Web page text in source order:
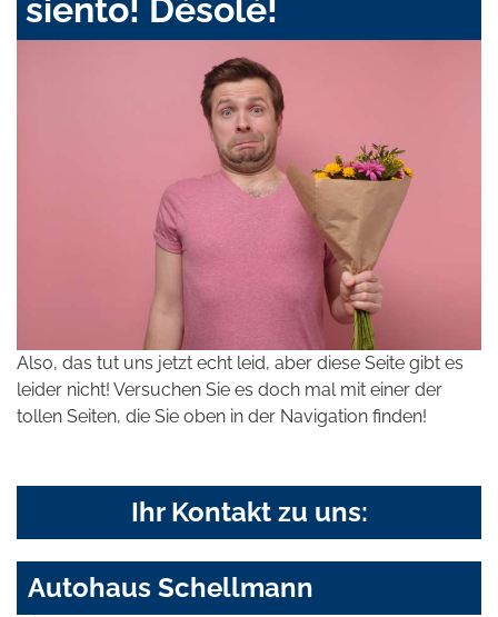
siento! Désolé!
Also, das tut uns jetzt echt leid, aber diese Seite gibt es
leider nicht! Versuchen Sie es doch mal mit einer der
tollen Seiten, die Sie oben in der Navigation finden!
Ihr Kontakt zu uns:
Autohaus Schellmann